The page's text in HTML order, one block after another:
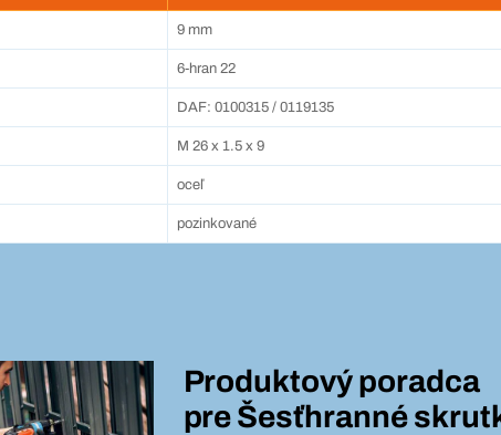
9 mm
6-hran 22
DAF: 0100315 / 0119135
M 26 x 1.5 x 9
oceľ
pozinkované
Produktový poradca
preŠesťhranné